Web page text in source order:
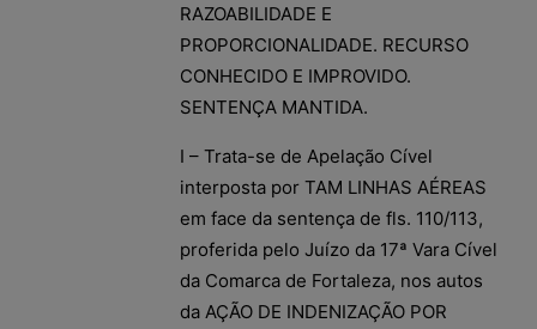
RAZOABILIDADE E
PROPORCIONALIDADE. RECURSO
CONHECIDO E IMPROVIDO.
SENTENÇA MANTIDA.
I – Trata-se de Apelação Cível
interposta por TAM LINHAS AÉREAS
em face da sentença de fls. 110/113,
proferida pelo Juízo da 17ª Vara Cível
da Comarca de Fortaleza, nos autos
da AÇÃO DE INDENIZAÇÃO POR